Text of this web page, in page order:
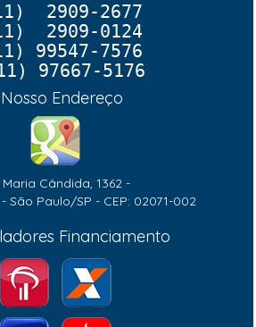
2909-2677
2909-0124
99547-7576
97667-5176
Endereço
Maria Cândida, 1362 -
São Paulo/SP - CEP: 02071-002
Financiamento